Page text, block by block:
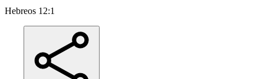
Hebreos 12:1